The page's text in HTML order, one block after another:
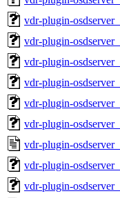
vdr-plugin-
vdr-plugin-
vdr-plugin-
vdr-plugin-
vdr-plugin-
vdr-plugin-
vdr-plugin-
vdr-plugin-
vdr-plugin-